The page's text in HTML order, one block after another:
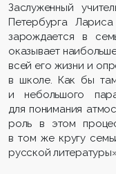
Заслуженный
Петербурга
зарождается в
оказывает
всей его жизни и
в школе. Как бы
и небольшого
для понимания
роль в этом
в том же кругу
русской